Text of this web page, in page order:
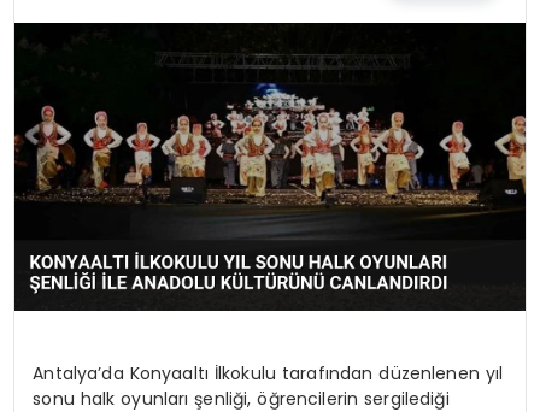
Antalya’da Konyaaltı İlkokulu tarafından düzenlenen yıl
sonu halk oyunları şenliği, öğrencilerin sergilediği